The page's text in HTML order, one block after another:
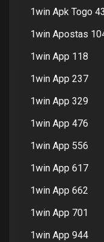
1win Apk Togo
1win Apostas
1win App 118
1win App 237
1win App 329
1win App 476
1win App 556
1win App 617
1win App 662
1win App 701
1win App 944